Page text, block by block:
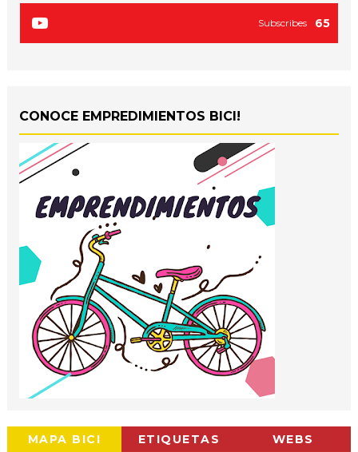
65
Subscribes
CONOCE EMPREDIMIENTOS BICI!
MAPA BICI ETIQUETAS WEBS